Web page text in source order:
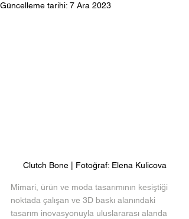
Güncelleme tarihi: 7 Ara 2023
Clutch Bone | Fotoğraf: Elena Kulicova
Mimari, ürün ve moda tasarımının kesiştiği
noktada çalışan ve 3D baskı alanındaki
tasarım inovasyonuyla uluslararası alanda